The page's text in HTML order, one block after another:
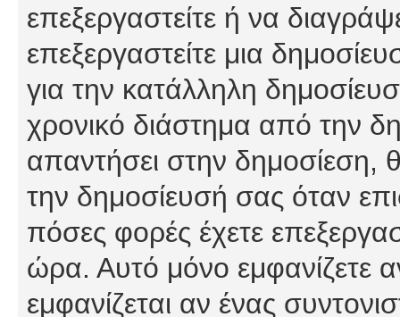
επεξεργαστείτε ή να
επεξεργαστείτε μια
για την κατάλληλη
χρονικό διάστημα από την
απαντήσει στην δημοσίεση,
την δημοσίευσή σας όταν
πόσες φορές έχετε
ώρα. Αυτό μόνο εμφανίζετε
εμφανίζεται αν ένας